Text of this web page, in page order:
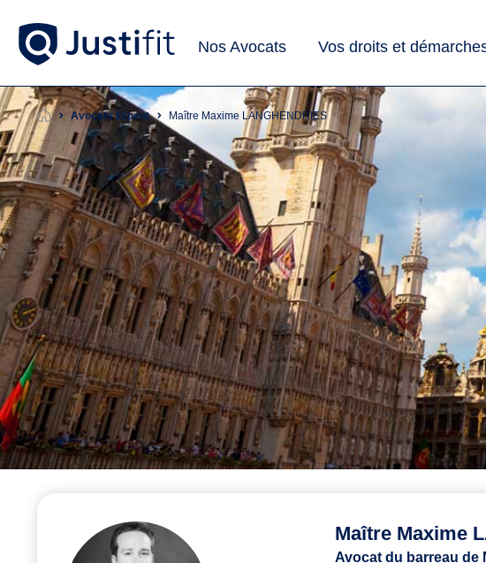
Nos Avocats Vos droits et
Avocats Erpent Maître Maxime LANGHENDRIES
Maître Maxime
Avocat du barreau de